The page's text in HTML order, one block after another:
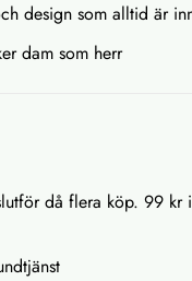
design som alltid är
dam som herr
då flera köp. 99 kr